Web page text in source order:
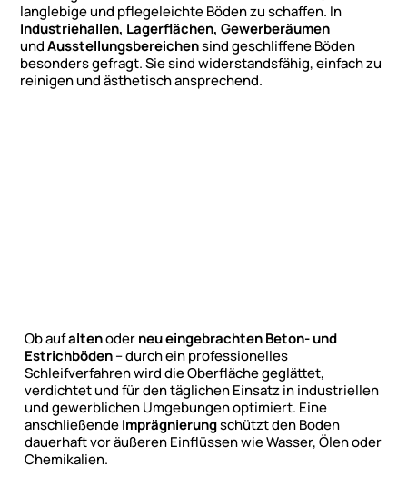
langlebige und pflegeleichte Böden zu schaffen. In
Industriehallen, Lagerflächen, Gewerberäumen
undAusstellungsbereichensind geschliffene Böden
besonders gefragt. Sie sind widerstandsfähig, einfach zu
reinigen und ästhetisch ansprechend.
Ob aufaltenoderneu eingebrachten Beton- und
Estrichböden– durch ein professionelles
Schleifverfahren wird die Oberfläche geglättet,
verdichtet und für den täglichen Einsatz in industriellen
und gewerblichen Umgebungen optimiert. Eine
anschließendeImprägnierungschützt den Boden
dauerhaft vor äußeren Einflüssen wie Wasser, Ölen oder
Chemikalien.